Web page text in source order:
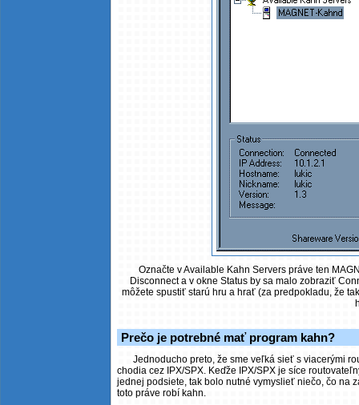
Označte v Available Kahn Servers práve ten
Disconnect a v okne Status by sa malo zobraziť
môžete spustiť starú hru a hrať (za predpokladu, že
Prečo je potrebné mať program kahn?
Jednoducho preto, že sme veľká sieť s viacerými
chodia cez IPX/SPX. Keďže IPX/SPX je síce
jednej podsiete, tak bolo nutné vymyslieť niečo, čo na
toto práve robí kahn.